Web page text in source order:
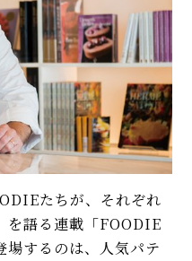
たちが、それぞれ
を語る連載「FOODIE
場するのは、人気パテ